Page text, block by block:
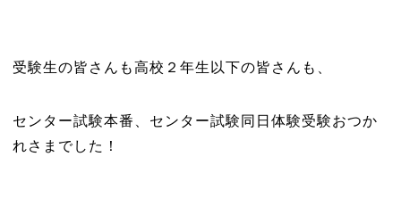
受験生の皆さんも高校２年生以下の皆さんも、
センター試験本番、センター試験同日体験受験おつか
れさまでした！